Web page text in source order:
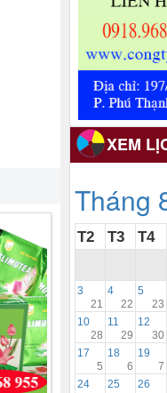
XEM
Tháng
T2 T3 T4
3
21
4
22
5
23
10
28
11
29
12
30
17
5
18
6
19
7
24
25
26